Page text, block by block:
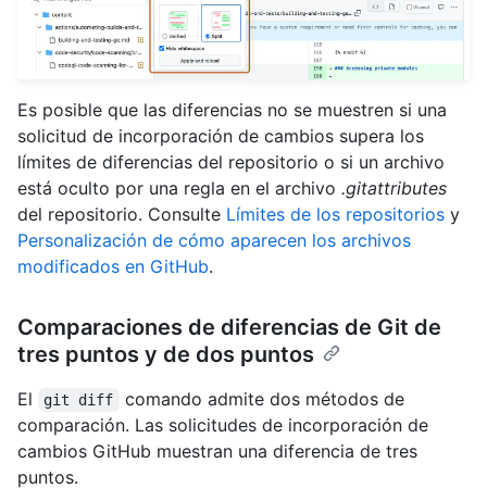
Es posible que las diferencias no se muestren si una
solicitud de incorporación de cambios supera los
límites de diferencias del repositorio o si un archivo
está oculto por una regla en el archivo .gitattributes
del repositorio. Consulte Límites de los repositorios y
Personalización de cómo aparecen los archivos
modificados en GitHub.
Comparaciones de diferencias de Git de
tres puntos y de dos puntos
El git diff
comando admite dos métodos de
comparación. Las solicitudes de incorporación de
cambios GitHub muestran una diferencia de tres
puntos.